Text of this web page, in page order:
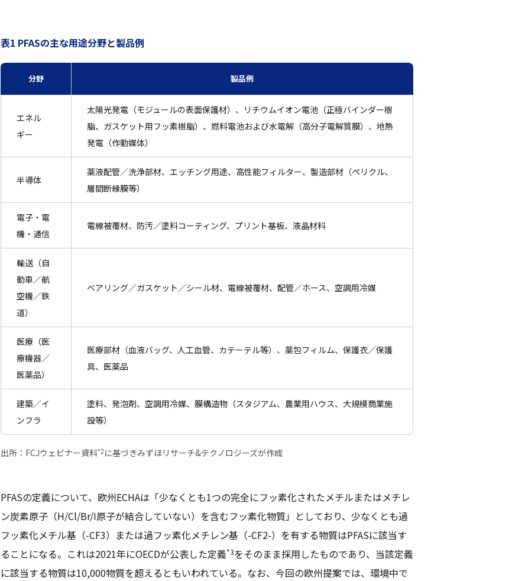
表1 PFASの主な用途分野と製品例
分野 製品例
エネル
ギー
太陽光発電（モジュールの表面保護材）、リチウムイオン電池（正極バインダー樹
脂、ガスケット用フッ素樹脂）、燃料電池および水電解（高分子電解質膜）、地熱
発電（作動媒体）
半導体
薬液配管／洗浄部材、エッチング用途、高性能フィルター、製造部材（ペリクル、
層間断縁膜等）
電子・電
機・通信
電線被覆材、防汚／塗料コーティング、プリント基板、液晶材料
輸送（自
動車／航
空機／鉄
道）
ベアリング／ガスケット／シール材、電線被覆材、配管／ホース、空調用冷媒
医療（医
療機器／
医薬品）
医療部材（血液バッグ、人工血管、カテーテル等）、薬包フィルム、保護衣／保護
具、医薬品
建築／イ
ンフラ
塗料、発泡剤、空調用冷媒、膜構造物（スタジアム、農業用ハウス、大規模商業施
設等）
出所：FCJウェビナー資料*2に基づきみずほリサーチ&テクノロジーズが作成
PFASの定義について、欧州ECHAは「少なくとも1つの完全にフッ素化されたメチルまたはメチレ
ン炭素原子（H/Cl/Br/I原子が結合していない）を含むフッ素化物質」としており、少なくとも過
フッ素化メチル基（-CF3）または過フッ素化メチレン基（-CF2-）を有する物質はPFASに該当す
ることになる。これは2021年にOECDが公表した定義*3をそのまま採用したものであり、当該定義
に該当する物質は10,000物質を超えるともいわれている。なお、今回の欧州提案では、環境中で